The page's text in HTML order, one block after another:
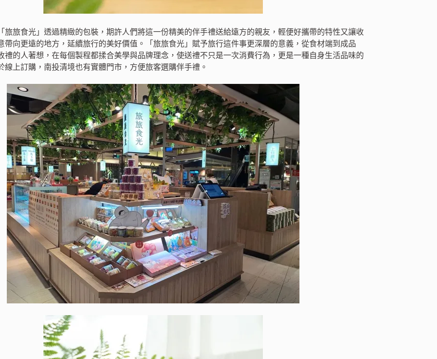
旅旅食光」透過精緻的包裝，期許人們將這一份精美的伴手禮送給遠方的親友，輕便好攜帶的特性又讓收
帶向更遠的地方，延續旅行的美好價值。「旅旅食光」賦予旅行這件事更深層的意義，從食材端到成品
禮的人著想，在每個製程都揉合美學與品牌理念，使送禮不只是一次消費行為，更是一種自身生活品味的
線上訂購，南投清境也有實體門市，方便旅客選購伴手禮。